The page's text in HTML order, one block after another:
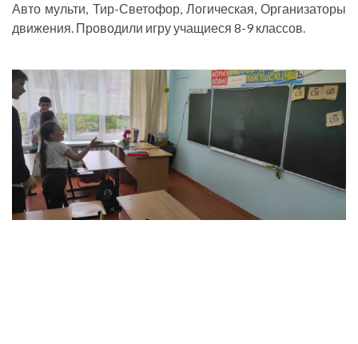
Авто мульти, Тир-Светофор, Логическая, Организаторы
движения. Проводили игру учащиеся 8-9 классов.